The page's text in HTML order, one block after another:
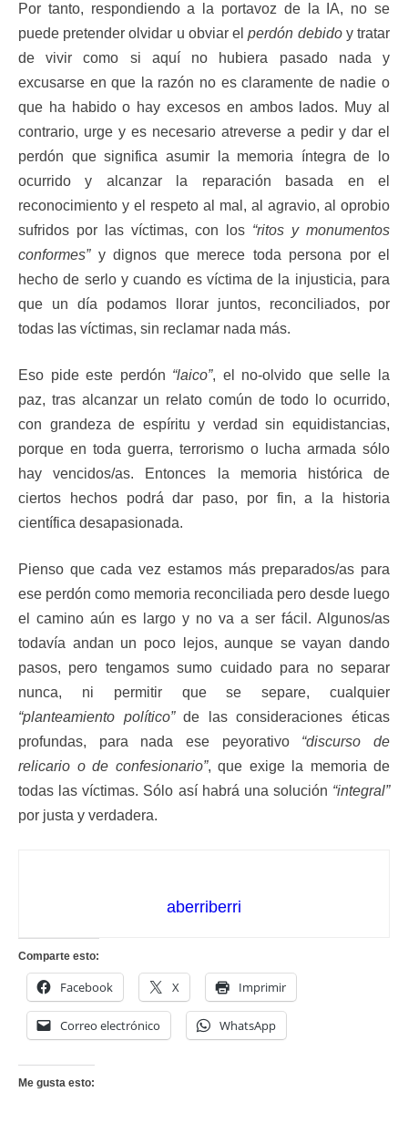
Por tanto, respondiendo a la portavoz de la IA, no se
puede pretender olvidar u obviar elperdón debidoy tratar
de vivir como si aquí no hubiera pasado nada y
excusarse en que la razón no es claramente de nadie o
que ha habido o hay excesos en ambos lados. Muy al
contrario, urge y es necesario atreverse a pedir y dar el
perdón que significa asumir la memoria íntegra de lo
ocurrido y alcanzar la reparación basada en el
reconocimiento y el respeto al mal, al agravio, al oprobio
sufridos por las víctimas, con los “ritos y monumentos
conformes”y dignos que merece toda persona por el
hecho de serlo y cuando es víctima de la injusticia, para
que un día podamos llorar juntos, reconciliados, por
todas las víctimas, sin reclamar nada más.
Eso pide este perdón “laico”, el no-olvido que selle la
paz, tras alcanzar un relato común de todo lo ocurrido,
con grandeza de espíritu y verdad sin equidistancias,
porque en toda guerra, terrorismo o lucha armada sólo
hay vencidos/as. Entonces la memoria histórica de
ciertos hechos podrá dar paso, por fin, a la historia
científica desapasionada.
Pienso que cada vez estamos más preparados/as para
ese perdón como memoria reconciliada pero desde luego
el camino aún es largo y no va a ser fácil. Algunos/as
todavía andan un poco lejos, aunque se vayan dando
pasos, pero tengamos sumo cuidado para no separar
nunca, ni permitir que se separe, cualquier
“planteamiento político”de las consideraciones éticas
profundas, para nada ese peyorativo “discurso de
relicario o de confesionario”, que exige la memoria de
todas las víctimas. Sólo así habrá una solución “integral”
por justa y verdadera.
aberriberri
Comparte esto:
Facebook X Imprimir
Correo electrónico WhatsApp
Me gusta esto: